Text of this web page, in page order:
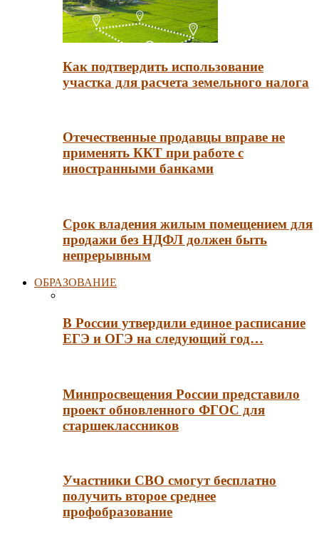
Как подтвердить использование
участка для расчета земельного налога
Отечественные продавцы вправе не
применять ККТ при работе с
иностранными банками
Срок владения жилым помещением для
продажи без НДФЛ должен быть
непрерывным
ОБРАЗОВАНИЕ
В России утвердили единое расписание
ЕГЭ и ОГЭ на следующий год…
Минпросвещения России представило
проект обновленного ФГОС для
старшеклассников
Участники СВО смогут бесплатно
получить второе среднее
профобразование